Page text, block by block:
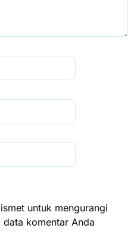
untuk mengurangi
data komentar Anda